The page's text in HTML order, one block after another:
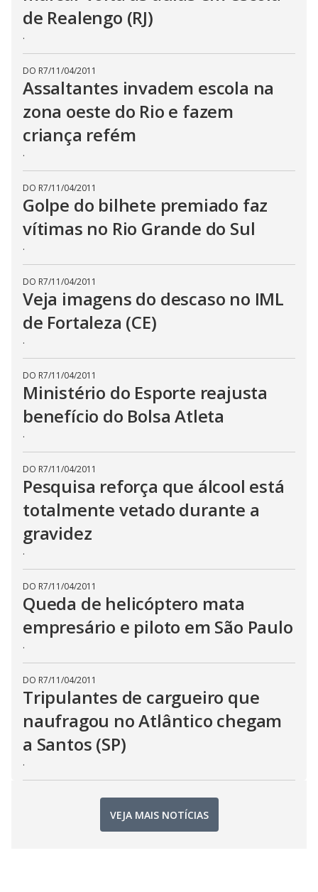
de Realengo (RJ)
.
DO R7/11/04/2011
Assaltantes invadem escola na
zona oeste do Rio e fazem
criança refém
.
DO R7/11/04/2011
Golpe do bilhete premiado faz
vítimas no Rio Grande do Sul
.
DO R7/11/04/2011
Veja imagens do descaso no IML
de Fortaleza (CE)
.
DO R7/11/04/2011
Ministério do Esporte reajusta
benefício do Bolsa Atleta
.
DO R7/11/04/2011
Pesquisa reforça que álcool está
totalmente vetado durante a
gravidez
.
DO R7/11/04/2011
Queda de helicóptero mata
empresário e piloto em São Paulo
.
DO R7/11/04/2011
Tripulantes de cargueiro que
naufragou no Atlântico chegam
a Santos (SP)
.
VEJA MAIS NOTÍCIAS